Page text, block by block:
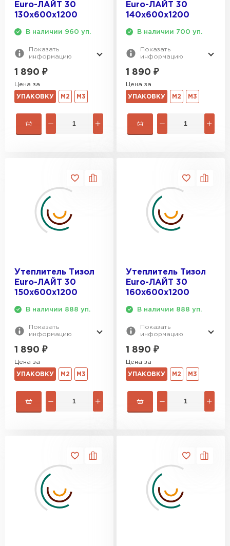
Euro-ЛАЙТ 30
130х600х1200
В наличии 960 уп.
Показать
информацию
1 890 ₽
Цена за
УПАКОВКУ М2 М3
Euro-ЛАЙТ 30
140х600х1200
В наличии 700 уп.
Показать
информацию
1 890 ₽
Цена за
УПАКОВКУ М2 М3
Утеплитель Тизол
Euro-ЛАЙТ 30
150х600х1200
В наличии 888 уп.
Показать
информацию
1 890 ₽
Цена за
УПАКОВКУ М2 М3
Утеплитель Тизол
Euro-ЛАЙТ 30
160х600х1200
В наличии 888 уп.
Показать
информацию
1 890 ₽
Цена за
УПАКОВКУ М2 М3